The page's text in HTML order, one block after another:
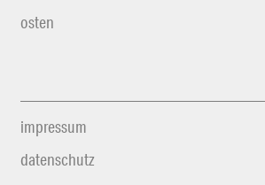
osten
impressum
datenschutz